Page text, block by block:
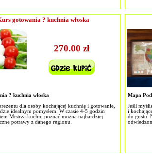
gotowania ? kuchnia włoska
270.00 zł
? kuchnia włoska
dla osoby kochającej kuchnię i gotowanie,
idealnym pomysłem. W czasie 4-5 godzin
Mistrza kuchni poznać można najbardziej
potrawy z danego regionu.
Mapa
Jeśli
i
do gustu.